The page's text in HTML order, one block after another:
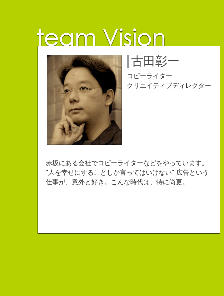
佐藤延夫
コピーライター
チームVision 事務局長
保持壮太郎
コピーライター
自己紹介ジェネレーターというサイトがある。試しにやってみた。
こんちゃっ保持壮太郎っていいます。
皆からは「保持壮太郎ピーナッツ」って呼ばれてるよ。
小山佳奈
コピーライター
なにがしか書いていられるしごとはとっても
幸せでとっても怖いですが、きょうもなんとか幸せに
生きられてる私は幸せなのかもしれません。
中村直史
コピーライター
長崎県五島市出身
３６歳
「五島列島はよいところです。
江口順也
コピーライター
Copy writer
10周年キャンペーン中です。
名雪祐平
コピーライター
クリエイティブディレクター
初対面の人によく言われる。
「きれいな名前ですね」
こう返す。「ええ、名前だけは」
古田彰一
コピーライター
クリエイティブディレクター
赤坂にある会社でコピーライターなどをやっています。
"人を幸せにすることしか言ってはいけない" 広告という
仕事が、意外と好き。こんな時代は、特に尚更。